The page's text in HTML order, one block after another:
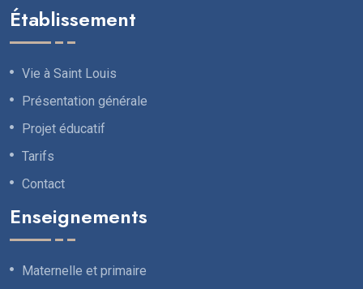
Établissement
Vie à Saint Louis
Présentation générale
Projet éducatif
Tarifs
Contact
Enseignements
Maternelle et primaire